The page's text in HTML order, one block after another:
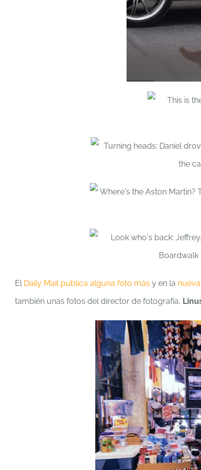
El Daily Mail publica alguna foto más y en la
también unas fotos del director de fotografía,